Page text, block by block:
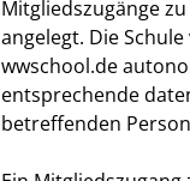
Mitgliedszugänge
angelegt. Die
wwschool.de
entsprechende
betreffenden